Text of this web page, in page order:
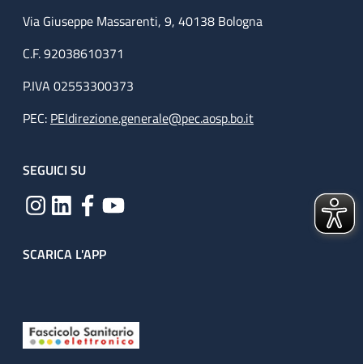
Via Giuseppe Massarenti, 9, 40138 Bologna
C.F. 92038610371
P.IVA 02553300373
PEC: PEIdirezione.generale@pec.aosp.bo.it
SEGUICI SU
SCARICA L'APP